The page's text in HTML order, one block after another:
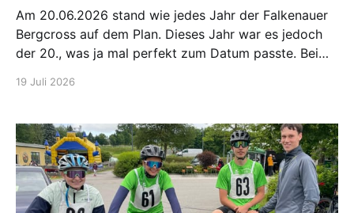
Am 20.06.2026 stand wie jedes Jahr der Falkenauer
Bergcross auf dem Plan. Dieses Jahr war es jedoch
der 20., was ja mal perfekt zum Datum passte. Bei
SV Großwaltersdorf am Start. Unsere Jüngsten (W5)
19 Juli 2026